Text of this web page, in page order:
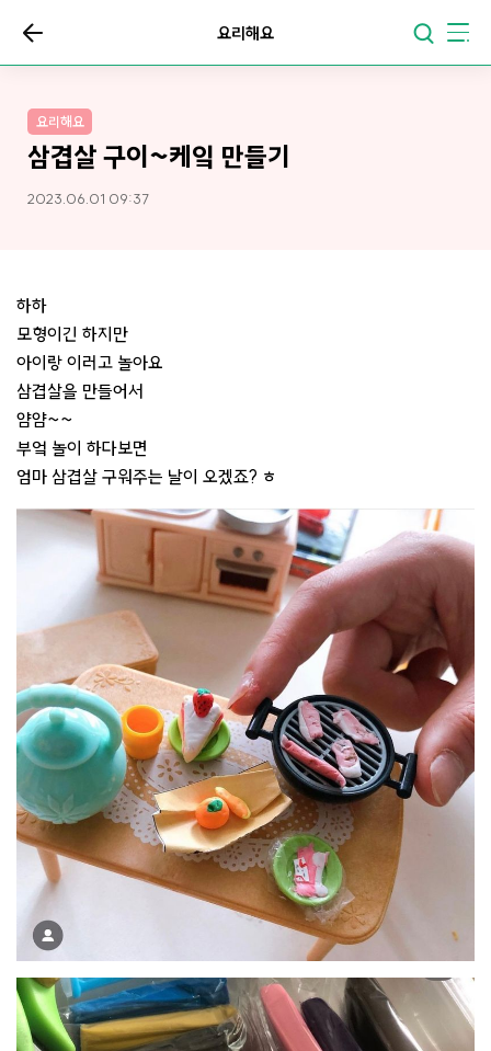
요리해요
요리해요
삼겹살 구이~케잌 만들기
2023.06.01 09:37
하하
모형이긴 하지만
아이랑 이러고 놀아요
삼겹살을 만들어서
얌얌~~
부엌 놀이 하다보면
엄마 삼겹살 구워주는 날이 오겠죠? ㅎ